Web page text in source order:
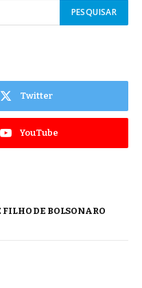
Twitter
YouTube
DE BOLSONARO